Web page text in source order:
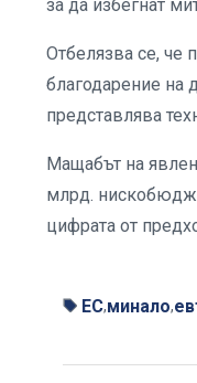
за да избегнат
Отбелязва се, че
благодарение на
представлява
Мащабът на
млрд.
цифрата от
ЕС,минало,